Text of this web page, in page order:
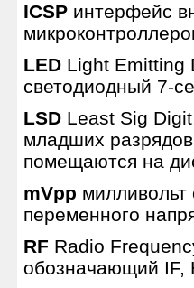
ICSPинтерфейс
LEDLight Emitting
светодиодный 7-
LSDLeast Sig
младших
помещаются на
mVpp милливольт
переменного
RF Radio
обозначающий IF,